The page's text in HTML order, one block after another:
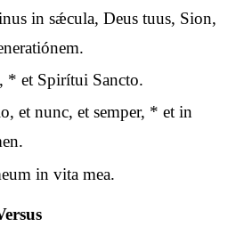
in sǽcula, Deus tuus, Sion,
* et Spirítui Sancto.
et nunc, et semper, * et in
in vita mea.